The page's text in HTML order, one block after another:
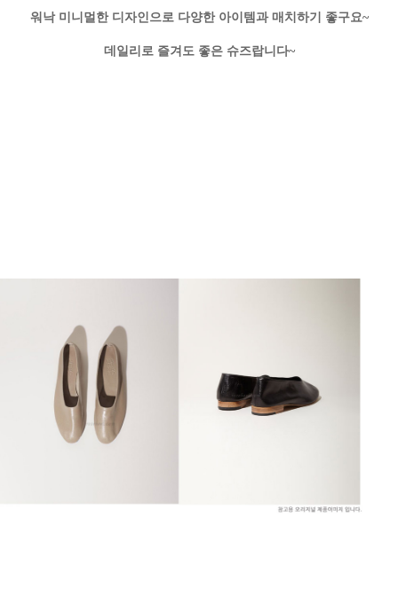
워낙 미니멀한 디자인으로 다양한 아이템과 매치하기 좋구요~
데일리로 즐겨도 좋은 슈즈랍니다~